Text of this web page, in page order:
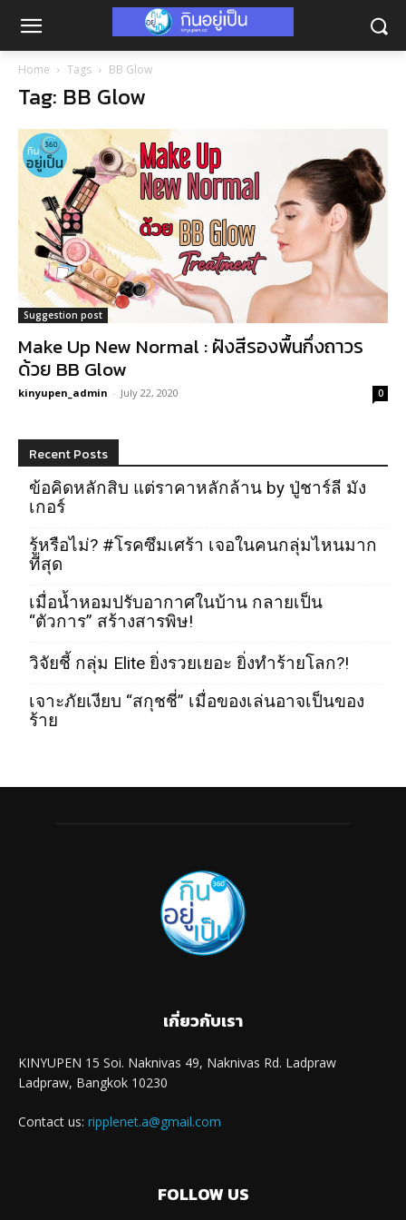
Home Tags BB Glow
Tag: BB Glow
Suggestion post
Make Up New Normal : ฝังสีรองพื้นกึ่งถาวร
ด้วย BB Glow
kinyupen_admin - July 22, 2020 0
Recent Posts
ข้อคิดหลักสิบ แต่ราคาหลักล้าน by ปู่ชาร์ลี มัง
เกอร์
รู้หรือไม่? #โรคซึมเศร้า เจอในคนกลุ่มไหนมาก
ที่สุด
เมื่อน้ำหอมปรับอากาศในบ้าน กลายเป็น
“ตัวการ” สร้างสารพิษ!
วิจัยชี้ กลุ่ม Elite ยิ่งรวยเยอะ ยิ่งทำร้ายโลก?!
เจาะภัยเงียบ “สกุชชี่” เมื่อของเล่นอาจเป็นของ
ร้าย
เกี่ยวกับเรา
KINYUPEN 15 Soi. Naknivas 49, Naknivas Rd. Ladpraw
Ladpraw, Bangkok 10230
Contact us: ripplenet.a@gmail.com
FOLLOW US